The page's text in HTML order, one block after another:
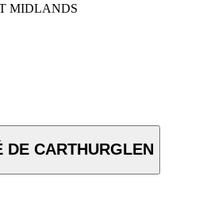
MIDLANDS
DE CARTHURGLEN